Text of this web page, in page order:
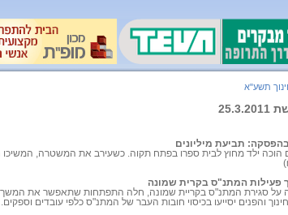
תשע"א
תביעת מיליונים
פעילות המתנ"ס בקרית שמונה
סגירת המתנ"ס בקריית שמונה, חלה התפתחות שתאפשר את המשך
והפנים יסייעו בכיסוי חובות העבר של המתנ"ס כלפי עובדים